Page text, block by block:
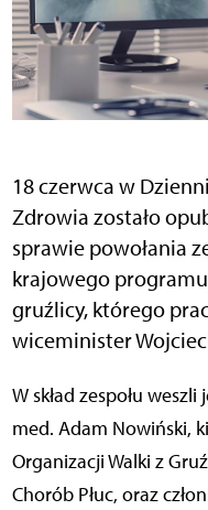
18 czerwca w
Zdrowia zostało
sprawie powołania
krajowego
gruźlicy, którego
wiceminister
W skład zespołu weszli jego przewodniczący dr hab. n.
med. Adam Nowiński,
Organizacji Walki z
Chorób Płuc, oraz